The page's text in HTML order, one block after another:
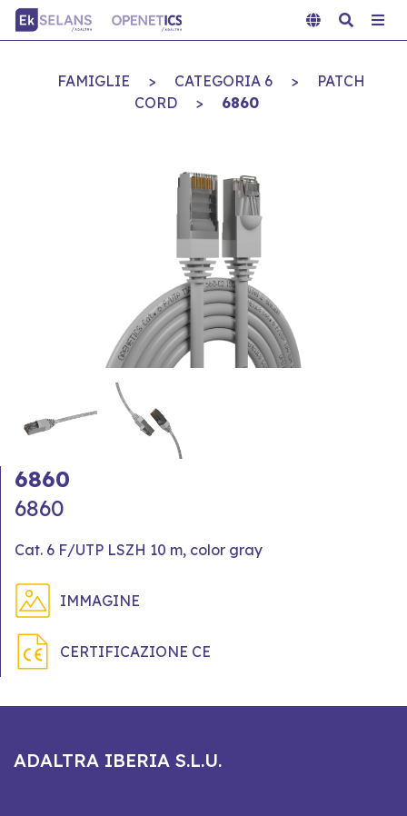
FAMIGLIE > CATEGORIA 6 >
PATCH
CORD
> 6860
6860
6860
Cat. 6 F/UTP LSZH 10 m, color gray
IMMAGINE
CERTIFICAZIONE CE
ADALTRA IBERIA S.L.U.